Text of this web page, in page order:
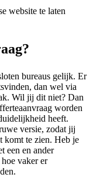
website te laten
bureaus gelijk. Er
dan wel via
Wil jij dit niet? Dan
worden
heeft.
versie, zodat jij
komt te zien. Heb je
een en ander
vaker er